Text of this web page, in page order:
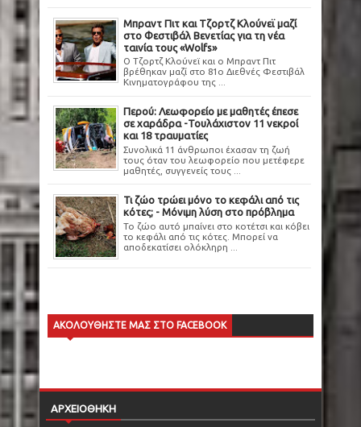
Μπραντ Πιτ και Τζορτζ Κλούνεϊ μαζί
στο Φεστιβάλ Βενετίας για τη νέα
ταινία τους «Wolfs»
Ο Τζορτζ Κλούνεϊ και ο Μπραντ Πιτ
βρέθηκαν μαζί στο 81ο Διεθνές Φεστιβάλ
Κινηματογράφου της ...
Περού: Λεωφορείο με μαθητές έπεσε
σε χαράδρα -Τουλάχιστον 11 νεκροί
και 18 τραυματίες
Συνολικά 11 άνθρωποι έχασαν τη ζωή
τους όταν του λεωφορείο που μετέφερε
μαθητές, συγγενείς τους ...
Τι ζώο τρώει μόνο το κεφάλι από τις
κότες; - Μόνιμη λύση στο πρόβλημα
Το ζώο αυτό μπαίνει στο κοτέτσι και κόβει
το κεφάλι από τις κότες. Μπορεί να
αποδεκατίσει ολόκληρη ...
ΑΚΟΛΟΥΘΗΣΤΕ ΜΑΣ ΣΤΟ FACEBOOK
ΑΡΧΕΙΟΘΗΚΗ